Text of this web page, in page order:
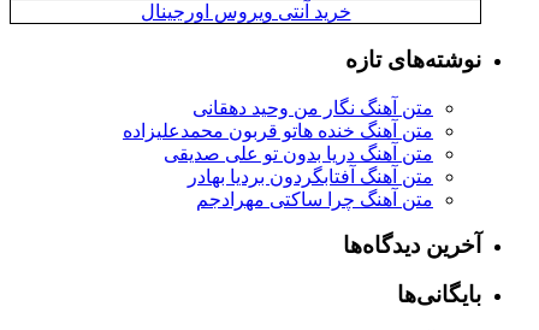
خرید آنتی ویروس اورجینال
نوشته‌های تازه
متن آهنگ نگار من وحید دهقانی
متن آهنگ خنده هاتو قربون محمدعلیزاده
متن آهنگ دریا بدون تو علی صدیقی
متن آهنگ آفتابگردون بردیا بهادر
متن آهنگ چرا ساکتی مهرادجم
آخرین دیدگاه‌ها
بایگانی‌ها